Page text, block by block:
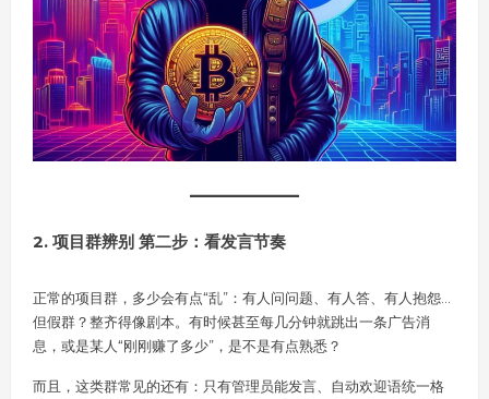
2. 项目群辨别 第二步：看发言节奏
正常的项目群，多少会有点“乱”：有人问问题、有人答、有人抱怨…
但假群？整齐得像剧本。有时候甚至每几分钟就跳出一条广告消
息，或是某人“刚刚赚了多少”，是不是有点熟悉？
而且，这类群常见的还有：只有管理员能发言、自动欢迎语统一格